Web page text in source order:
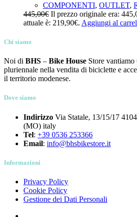
COMPONENTI, OUTLET,
445,00€ Il prezzo originale era:
attuale è: 219,90€. Aggiungi al
Chi siamo
Noi di BHS – Bike House Store vantiamo
pluriennale nella vendita di biciclette e
il territorio modenese.
Dove siamo
Indirizzo Via Statale, 13/15/17
(MO) italy
Tel: +39 0536 253366
Email: info@bhsbikestore.it
Informazioni
Privacy Policy
Cookie Policy
Gestione dei Dati Personali